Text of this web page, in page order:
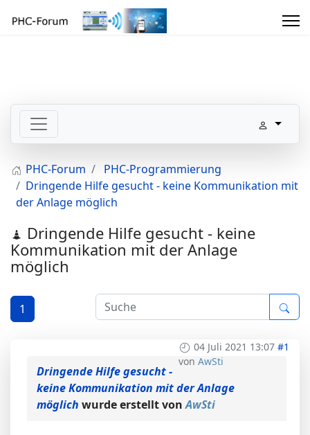
PHC-Forum
PHC-Programmierung
Dringende Hilfe gesucht - keine Kommunikation mit
der Anlage möglich
Dringende Hilfe gesucht - keine
Kommunikation mit der Anlage
möglich
1
04 Juli 2021 13:07 #1
von AwSti
Dringende Hilfe gesucht -
keine Kommunikation mit der Anlage
möglich wurde erstellt vonAwSti